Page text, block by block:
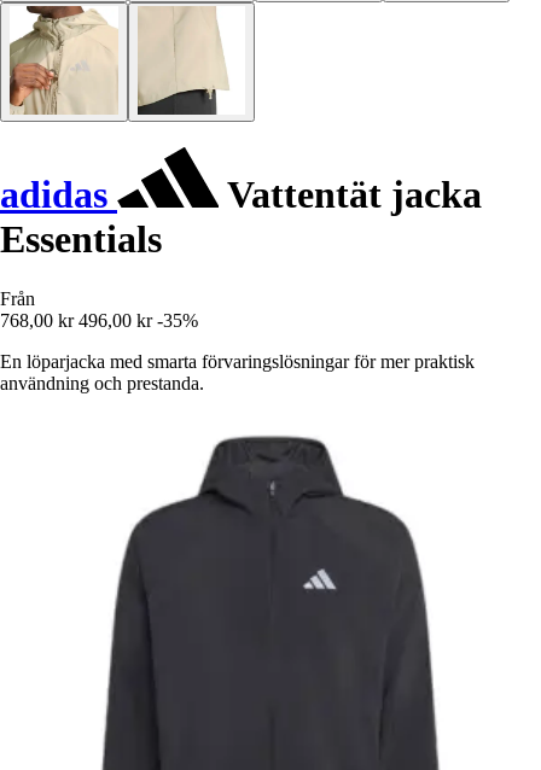
adidas
Vattentät jacka
Essentials
Från
768,00 kr 496,00 kr -35%
En löparjacka med smarta förvaringslösningar för mer praktisk
användning och prestanda.